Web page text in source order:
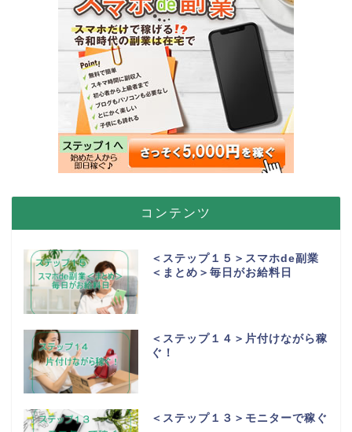
コンテンツ
＜ステップ１５＞スマホde副業
＜まとめ＞毎日がお給料日
＜ステップ１４＞片付けながら稼
ぐ！
＜ステップ１３＞モニターで稼ぐ